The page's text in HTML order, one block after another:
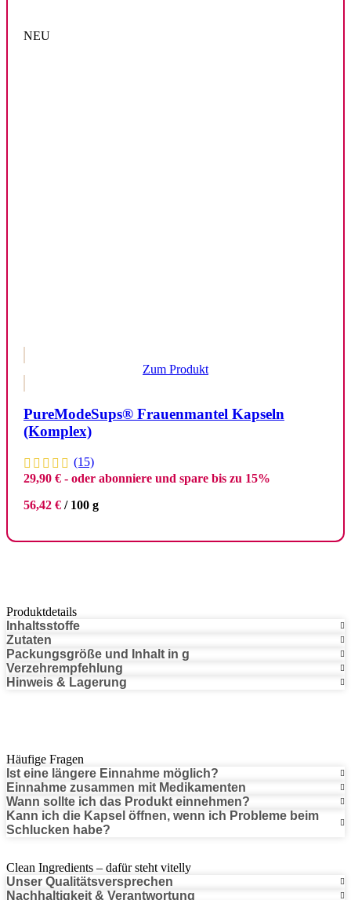
NEU
Zum Produkt
PureModeSups® Frauenmantel Kapseln
(Komplex)
(15)
29,90 € - oder abonniere und spare bis zu 15%
56,42 € / 100 g
Produktdetails
Inhaltsstoffe
Zutaten
Packungsgröße und Inhalt in g
Verzehrempfehlung
Hinweis & Lagerung
Häufige Fragen
Ist eine längere Einnahme möglich?
Einnahme zusammen mit Medikamenten
Wann sollte ich das Produkt einnehmen?
Kann ich die Kapsel öffnen, wenn ich Probleme beim
Schlucken habe?
Clean Ingredients – dafür steht vitelly
Unser Qualitätsversprechen
Nachhaltigkeit & Verantwortung